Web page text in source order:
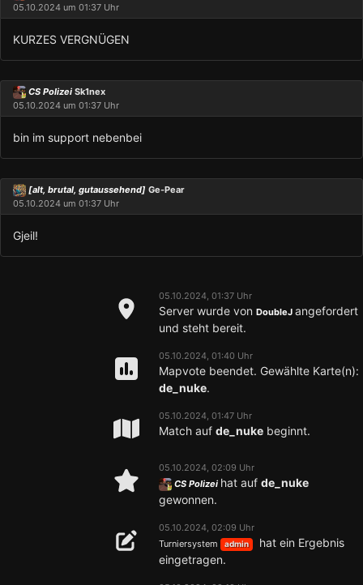
05.10.2024 um 01:37 Uhr
KURZES VERGNÜGEN
CS Polizei Sk1nex
05.10.2024 um 01:37 Uhr
bin im support nebenbei
[alt, brutal, gutaussehend] Ge-Pear
05.10.2024 um 01:37 Uhr
Gjeil!
05.10.2024, 01:37 Uhr
Server wurde von DoubleJ angefordert
und steht bereit.
05.10.2024, 01:40 Uhr
Mapvote beendet. Gewählte Karte(n):
de_nuke.
05.10.2024, 01:47 Uhr
Match auf de_nuke beginnt.
05.10.2024, 02:09 Uhr
CS Polizei hat auf de_nuke
gewonnen.
05.10.2024, 02:09 Uhr
Turniersystem
admin
hat ein Ergebnis
eingetragen.